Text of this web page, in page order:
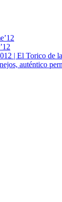
| El Torico de
auténtico